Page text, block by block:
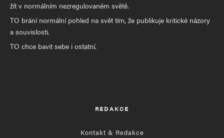
žít v normálním nezregulovaném světě.
TO brání normální pohled na svět tím, že publikuje kritické názory
a souvislosti.
TO chce bavit sebe i ostatní.
REDAKCE
Kontakt & Redakce